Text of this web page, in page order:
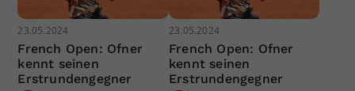
23.05.2024
French Open: Ofner
kennt seinen
Erstrundengegner
23.05.2024
French Open: Ofner
kennt seinen
Erstrundengegner